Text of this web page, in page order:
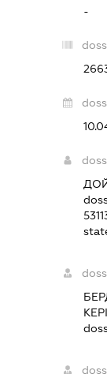
-